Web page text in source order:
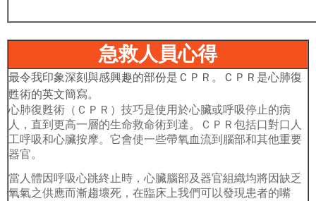
急救人員心得
最令我印象深刻與感興趣的部份是ＣＰＲ。ＣＰＲ是心肺復
甦術的英文簡寫。
心肺復甦術（ＣＰＲ）技巧是使用於心臟或呼吸停止的病
人，直到更高一層的生命救命術到達。ＣＰＲ包括口對口人
工呼吸和心臟按摩。它會使一些帶氧血流到腦部和其他重要
器官。
當人體因呼吸心跳終止時，心臟腦部及器官組織均將因缺乏
氧氣之供應而漸趨壞死，在臨床上我們可以發現患者的嘴